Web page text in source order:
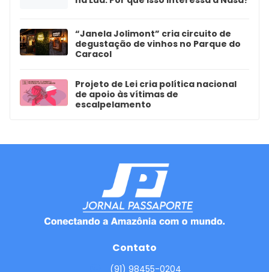
“Janela Jolimont” cria circuito de
degustação de vinhos no Parque do
Caracol
Projeto de Lei cria política nacional
de apoio às vítimas de
escalpelamento
Contato
(91) 98455-0204